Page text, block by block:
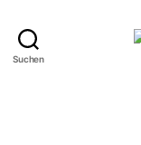
Suchen